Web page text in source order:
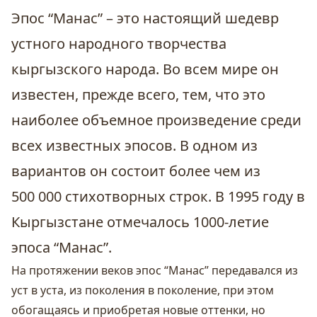
Эпос “Манас” – это настоящий шедевр
устного народного творчества
кыргызского народа. Во всем мире он
известен, прежде всего, тем, что это
наиболее объемное произведение среди
всех известных эпосов. В одном из
вариантов он состоит более чем из
500 000 стихотворных строк. В 1995 году в
Кыргызстане отмечалось 1000-летие
эпоса “Манас”.
На протяжении веков эпос “Манас” передавался из
уст в уста, из поколения в поколение, при этом
обогащаясь и приобретая новые оттенки, но